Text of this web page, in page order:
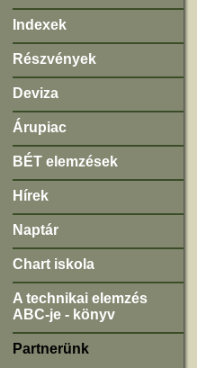
Indexek
Részvények
Deviza
Árupiac
BÉT elemzések
Hírek
Naptár
Chart iskola
A technikai elemzés
ABC-je - könyv
Partnerünk